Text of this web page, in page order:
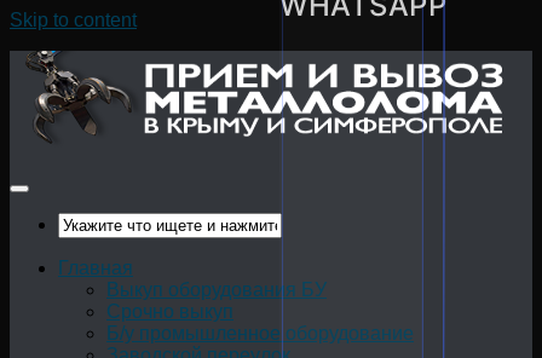
Skip to content
Главная
Выкуп оборудования БУ
Срочно выкуп
Б/у промышленное оборудование